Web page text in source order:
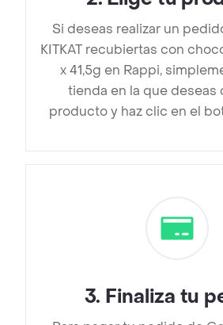
Si deseas realizar un
KITKAT recubiertas con
x 41,5g en Rappi,
tienda en la que deseas
producto y haz clic en el
3. Finaliza tu